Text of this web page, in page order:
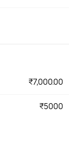
₹7,000.00
₹5000